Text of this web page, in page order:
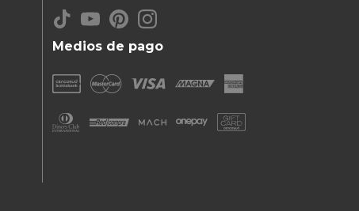
Medios de pago